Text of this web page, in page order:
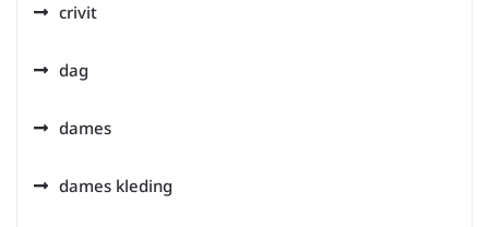
crivit
dag
dames
dames kleding